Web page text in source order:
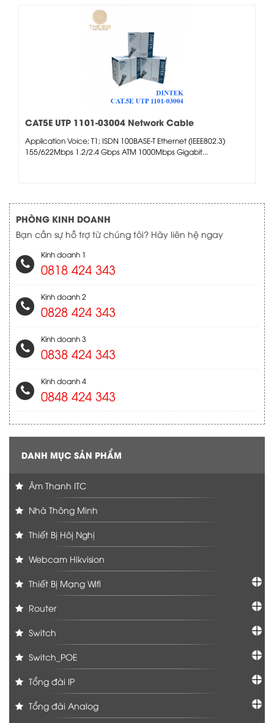
CAT5E UTP 1101-03004 Network Cable
Application Voice; T1; ISDN 100BASE-T Ethernet (IEEE802.3)
155/622Mbps 1.2/2.4 Gbps ATM 1000Mbps Gigabit...
PHÒNG KINH DOANH
Bạn cần sự hỗ trợ từ chúng tôi? Hãy liên hệ ngay
Kinh doanh 1
0818 424 343
Kinh doanh 2
0828 424 343
Kinh doanh 3
0838 424 343
Kinh doanh 4
0848 424 343
DANH MỤC SẢN PHẨM
Âm Thanh ITC
Nhà Thông Minh
Thiết Bị Hôị Nghị
Webcam Hikvision
Thiết Bị Mạng Wifi
Router
Switch
Switch_POE
Tổng đài IP
Tổng đài Analog